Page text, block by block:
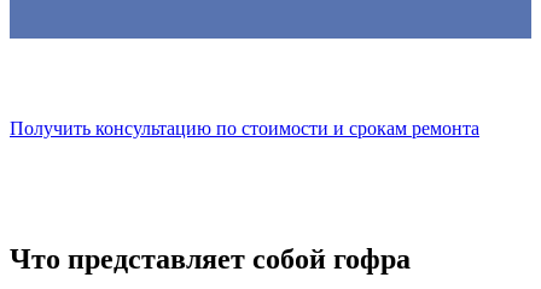
Получить консультацию по стоимости и срокам ремонта
Что представляет собой гофра